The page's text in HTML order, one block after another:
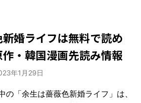
婚ライフは無料で読め
・韓国漫画先読み情報
年1月29日
の「余生は薔薇色新婚ライフ」は、